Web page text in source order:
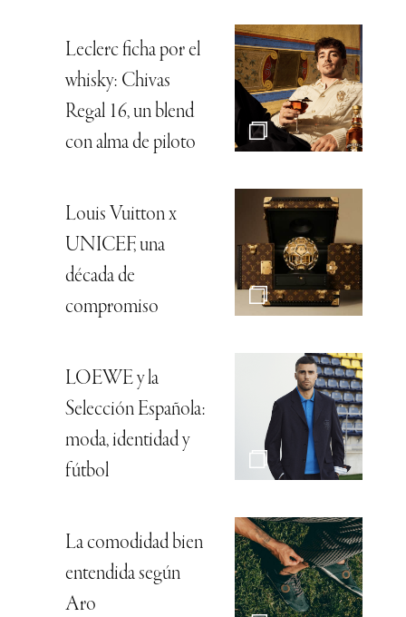
Leclerc ficha por el
whisky: Chivas
Regal 16, un blend
con alma de piloto
Louis Vuitton x
UNICEF, una
década de
compromiso
LOEWE y la
Selección Española:
moda, identidad y
fútbol
La comodidad bien
entendida según
Aro